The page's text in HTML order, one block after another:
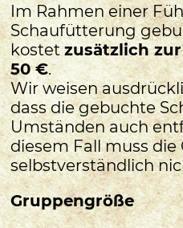
Im Rahmen einer
Schaufütterung
kostetzusätzlich
50 €.
Wir weisen
dass die gebuchte
Umständen auch
diesem Fall muss die
selbstverständlich
Gruppengröße